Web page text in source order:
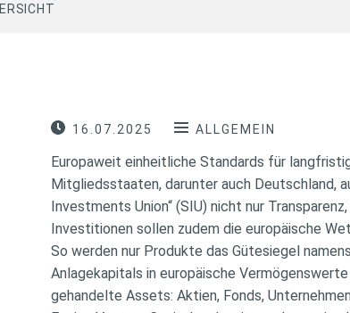
16.07.2025 ALLGEMEIN
Europaweit einheitliche Standards für
Mitgliedsstaaten, darunter auch Deutschland,
Investments Union“ (SIU) nicht nur
Investitionen sollen zudem die europäische
So werden nur Produkte das Gütesiegel
Anlagekapitals in europäische
gehandelte Assets: Aktien, Fonds,